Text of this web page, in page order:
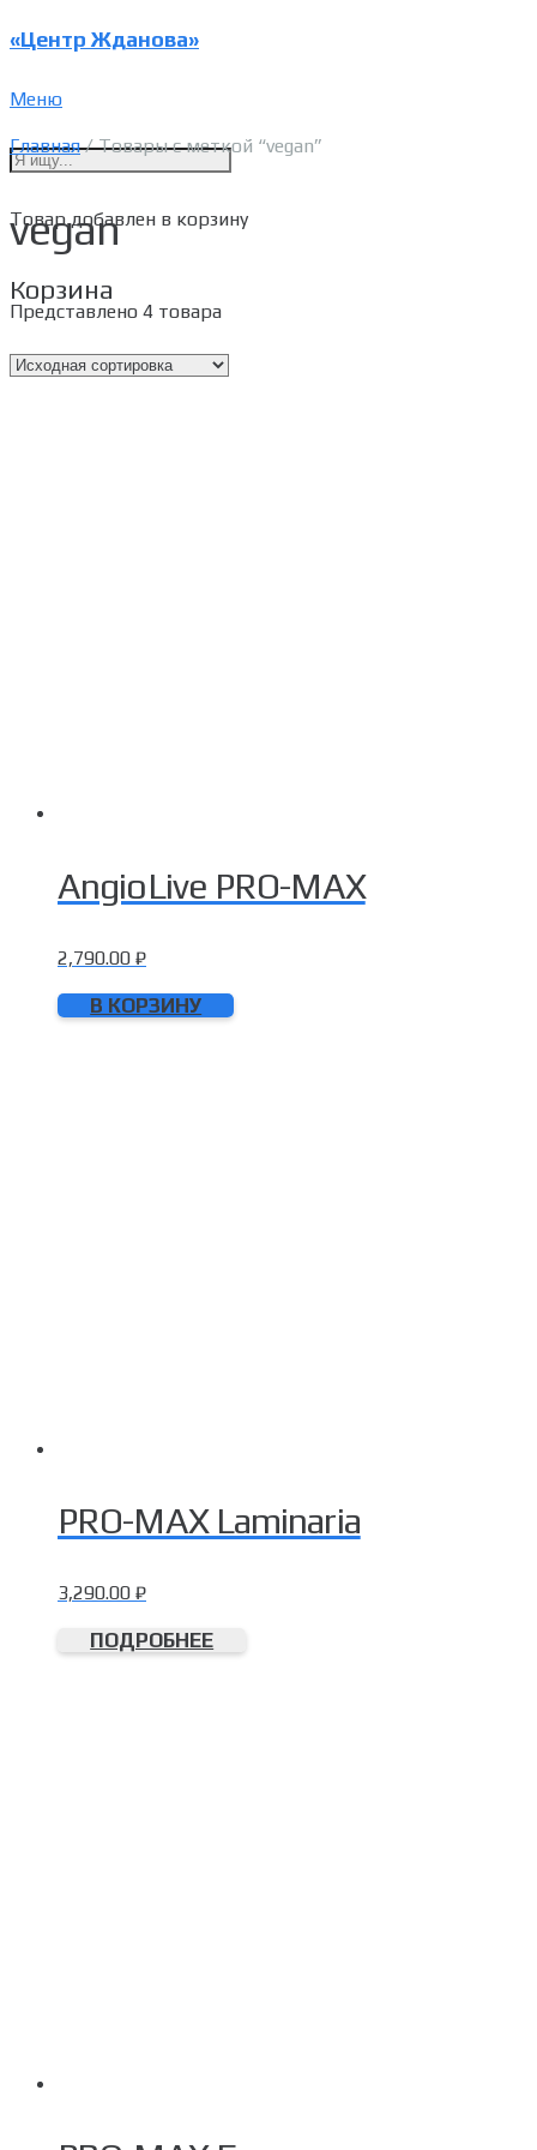
«Центр Жданова»
Меню
Товардобавлен в корзину
Корзина
Главная/ Товары с меткой “vegan”
vegan
Представлено 4 товара
AngioLive PRO-MAX
2,790.00 ₽
В КОРЗИНУ
PRO-MAX Laminaria
3,290.00 ₽
ПОДРОБНЕЕ